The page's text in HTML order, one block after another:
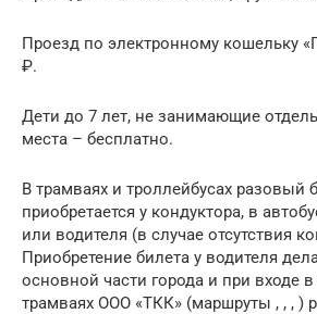
Проезд по электронному кошельку
₽.
Дети до 7 лет, не занимающие
места – бесплатно.
В трамваях и троллейбусах разовый
приобретается у кондуктора, в
или водителя (в случае отсутствия
Приобретение билета у водителя
основной части города и при входе
трамваях ООО «ТКК» (маршруты , , , )